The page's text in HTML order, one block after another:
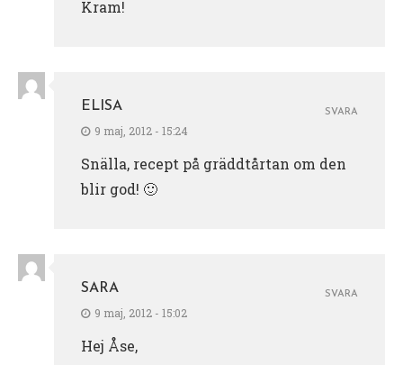
Kram!
ELISA
9 maj, 2012 - 15:24
Snälla, recept på gräddtårtan om den
blir god! 🙂
SVARA
SARA
9 maj, 2012 - 15:02
Hej Åse,
SVARA